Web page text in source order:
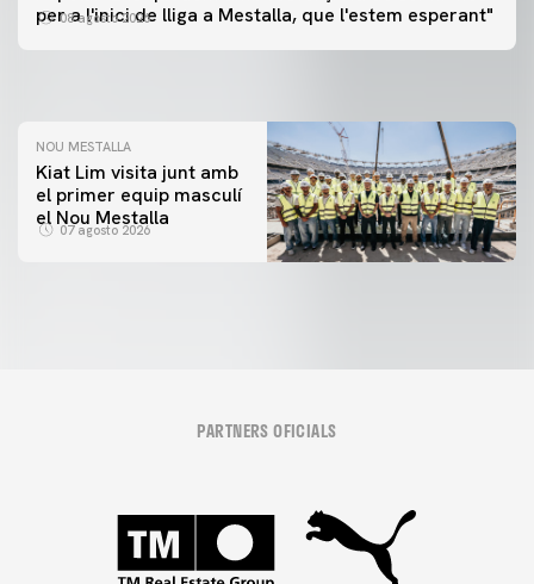
per a l'inici de lliga a Mestalla, que l'estem esperant"
08 agosto 2026
📸 #ValenciaNUFC
PRIMER EQUIP
MESTALLA 📍
NOU MESTALLA
Kiat Lim visita junt amb
el primer equip masculí
el Nou Mestalla
07 agosto 2026
PARTNERS OFICIALS